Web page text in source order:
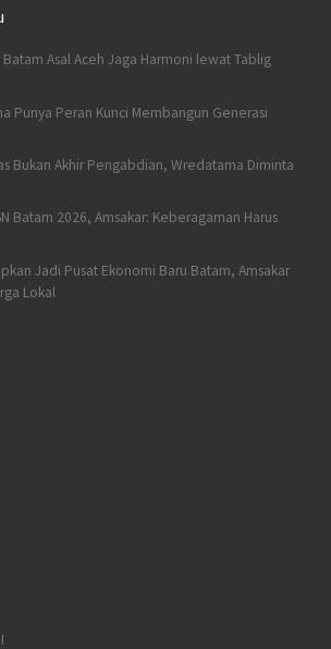
Batam Asal Aceh Jaga Harmoni lewat Tablig
Punya Peran Kunci Membangun Generasi
Bukan Akhir Pengabdian, Wredatama Diminta
Batam 2026, Amsakar: Keberagaman Harus
Jadi Pusat Ekonomi Baru Batam, Amsakar
Lokal